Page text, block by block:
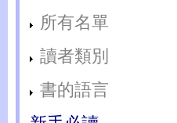
所有名單
讀者類別
書的語言